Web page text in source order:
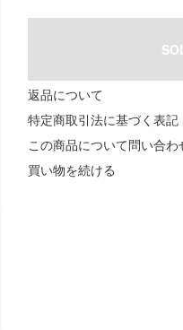
返品について
特定商取引法に基づく表記
この商品について問い合わ
買い物を続ける